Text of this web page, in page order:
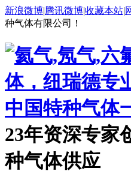
新浪微博|腾讯微博|收藏本站|
种气体有限公司！
中国特种气体
23年资深专家
种气体供应